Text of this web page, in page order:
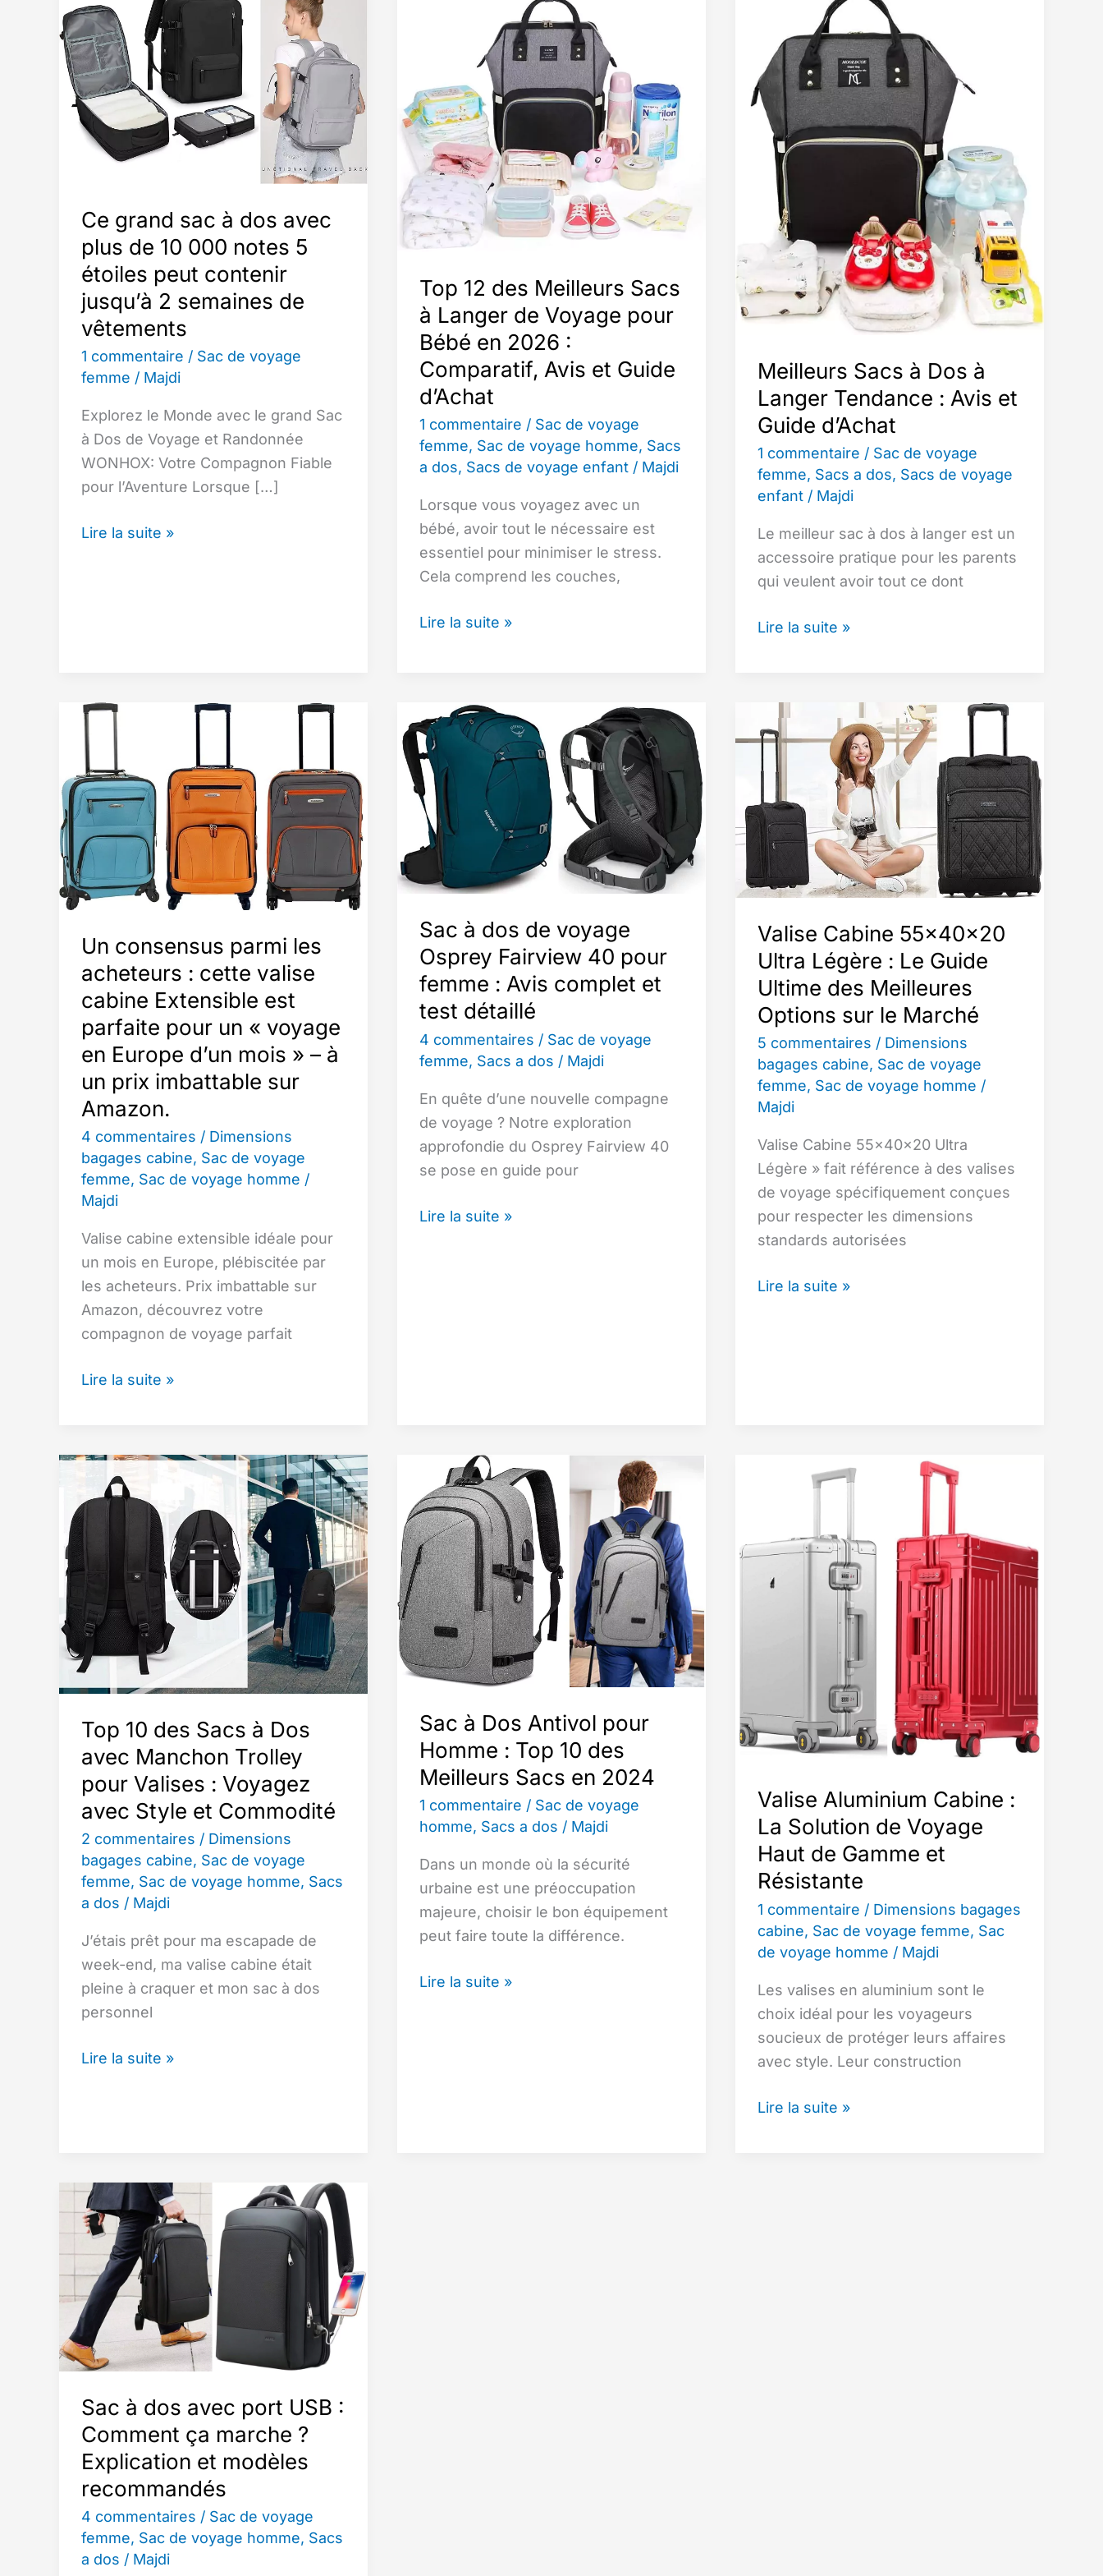
Ce grand sac à dos avec
plus de 10 000 notes 5
étoiles peut contenir
jusqu’à 2 semaines de
vêtements
1 commentaire / Sac de voyage
femme / Majdi
Explorez le Monde avec le grand Sac
à Dos de Voyage et Randonnée
WONHOX: Votre Compagnon Fiable
pour l’Aventure Lorsque […]
Ce
de
10
000
notes
5
étoiles
peut
contenir
jusqu’à
semaines
vêtements
Lire la suite »
Top 12 des Meilleurs Sacs
à Langer de Voyage pour
Bébé en 2026 :
Comparatif, Avis et Guide
d’Achat
1 commentaire / Sac de voyage
femme, Sac de voyage homme, Sacs
a dos, Sacs de voyage enfant/ Majdi
Lorsque vous voyagez avec un
bébé, avoir tout le nécessaire est
essentiel pour minimiser le stress.
Cela comprend les couches,
Top
Sacs
à
Langer
de
Voyage
pour
Bébé
en
:
Comparatif,
Avis
et
d’Achat
Lire la suite »
Meilleurs Sacs à Dos à
Langer Tendance : Avis et
Guide d’Achat
1 commentaire / Sac de voyage
femme, Sacs a dos, Sacs de voyage
enfant/ Majdi
Le meilleur sac à dos à langer est un
accessoire pratique pour les parents
qui veulent avoir tout ce dont
Meilleurs
Langer
Tendance
Avis
et
Guide
d’Achat
Lire la suite »
Un consensus parmi les
acheteurs : cette valise
cabine Extensible est
parfaite pour un « voyage
en Europe d’un mois » – à
un prix imbattable sur
Amazon.
4 commentaires / Dimensions
bagages cabine, Sac de voyage
femme, Sac de voyage homme /
Majdi
Valise cabine extensible idéale pour
un mois en Europe, plébiscitée par
les acheteurs. Prix imbattable sur
Amazon, découvrez votre
compagnon de voyage parfait
Un
acheteurs
cette
cabine
Extensible
est
parfaite
pour
un
voyage
en
Europe
d’un
mois
»
–
à
prix
imbattable
sur
Amazon.
Lire la suite »
Sac à dos de voyage
Osprey Fairview 40 pour
femme : Avis complet et
test détaillé
4 commentaires / Sac de voyage
femme, Sacs a dos / Majdi
En quête d’une nouvelle compagne
de voyage ? Notre exploration
approfondie du Osprey Fairview 40
se pose en guide pour
Sac
Avis
complet
et
test
détaillé
Lire la suite »
Valise Cabine 55x40x20
Ultra Légère : Le Guide
Ultime des Meilleures
Options sur le Marché
5 commentaires / Dimensions
bagages cabine, Sac de voyage
femme, Sac de voyage homme /
Majdi
Valise Cabine 55x40x20 Ultra
Légère » fait référence à des valises
de voyage spécifiquement conçues
pour respecter les dimensions
standards autorisées
Valise
Options
Lire la suite »
Top 10 des Sacs à Dos
avec Manchon Trolley
pour Valises : Voyagez
avec Style et Commodité
2 commentaires / Dimensions
bagages cabine, Sac de voyage
femme, Sac de voyage homme, Sacs
a dos / Majdi
J’étais prêt pour ma escapade de
week-end, ma valise cabine était
pleine à craquer et mon sac à dos
personnel
Top
avec
Manchon
Trolley
pour
Valises
:
Voyagez
avec
et
Commodité
Lire la suite »
Sac à Dos Antivol pour
Homme : Top 10 des
Meilleurs Sacs en 2024
1 commentaire / Sac de voyage
homme, Sacs a dos / Majdi
Dans un monde où la sécurité
urbaine est une préoccupation
majeure, choisir le bon équipement
peut faire toute la différence.
Sac
Lire la suite »
Valise Aluminium Cabine :
La Solution de Voyage
Haut de Gamme et
Résistante
1 commentaire / Dimensions bagages
cabine, Sac de voyage femme, Sac
de voyage homme / Majdi
Les valises en aluminium sont le
choix idéal pour les voyageurs
soucieux de protéger leurs affaires
avec style. Leur construction
Valise
Lire la suite »
Sac à dos avec port USB :
Comment ça marche ?
Explication et modèles
recommandés
4 commentaires / Sac de voyage
femme, Sac de voyage homme, Sacs
a dos / Majdi